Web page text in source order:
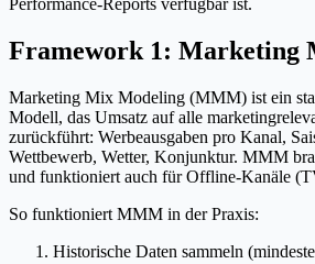
Performance-Reports verfügbar ist.
Framework 1: Marketing
Marketing Mix Modeling (MMM) ist ein
Modell, das Umsatz auf alle
zurückführt: Werbeausgaben pro Kanal,
Wettbewerb, Wetter, Konjunktur. MMM
und funktioniert auch für Offline-Kanäle
So funktioniert MMM in der Praxis:
Historische Daten sammeln